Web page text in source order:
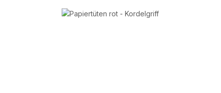
Bildergalerie überspringen